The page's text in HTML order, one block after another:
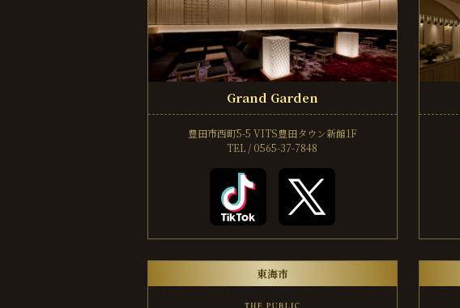
Grand Garden
豊田市西町5-5VITS豊田タウン新館1F
TEL / 0565-37-7848
東海市